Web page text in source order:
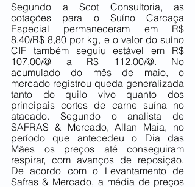
Segundo a Scot Consultoria, as
cotações para o Suíno Carcaça
Especial permaneceram em R$
8,40/R$ 8,80 por kg, e o valor do suíno
CIF também seguiu estável em R$
107,00/@ a R$ 112,00/@. No
acumulado do mês de maio, o
mercado registrou queda generalizada
tanto do quilo vivo quanto dos
principais cortes de carne suína no
atacado. Segundo o analista de
SAFRAS & Mercado, Allan Maia, no
período que antecedeu o Dia das
Mães os preços até conseguiram
respirar, com avanços de reposição.
De acordo com o Levantamento de
Safras & Mercado, a média de preços